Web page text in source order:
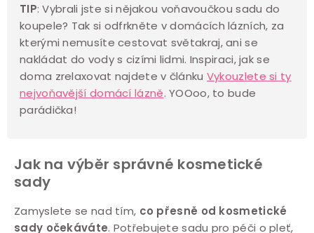
TIP: Vybrali jste si nějakou voňavoučkou sadu do
koupele? Tak si odfrkněte v domácích lázních, za
kterými nemusíte cestovat světakraj, ani se
nakládat do vodys cizími lidmi. Inspiraci, jak se
doma zrelaxovat najdete v článku Vykouzlete si ty
nejvoňavější domácí lázně.YOOoo, to bude
parádička!
Jak na výběr správné kosmetické
sady
Zamyslete se nad tím, co přesně od kosmetické
sady očekáváte. Potřebujete sadu pro péči o pleť,